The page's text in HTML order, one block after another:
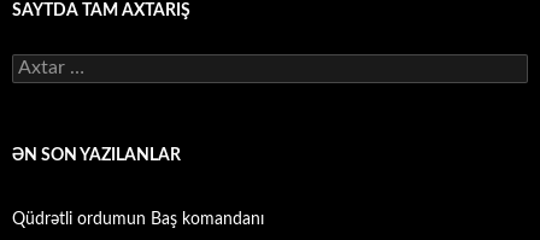
SAYTDA TAM AXTARIŞ
Axtarış:
ƏN SON YAZILANLAR
Qüdrətli ordumun Baş komandanı